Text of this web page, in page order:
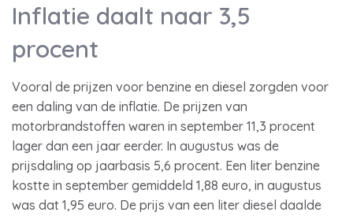
Inflatie daalt naar 3,5
procent
Vooral de prijzen voor benzine en diesel zorgden voor
een daling van de inflatie. De prijzen van
motorbrandstoffen waren in september 11,3 procent
lager dan een jaar eerder. In augustus was de
prijsdaling op jaarbasis 5,6 procent. Een liter benzine
kostte in september gemiddeld 1,88 euro, in augustus
was dat 1,95 euro. De prijs van een liter diesel daalde